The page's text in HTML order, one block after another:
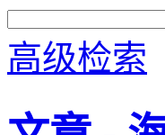
高级检索